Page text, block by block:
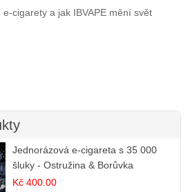
e-cigarety a jak IBVAPE mění svět
Jednorázová e-cigareta s 35 000
šluky - Ostružina & Borůvka
Kč 400.00